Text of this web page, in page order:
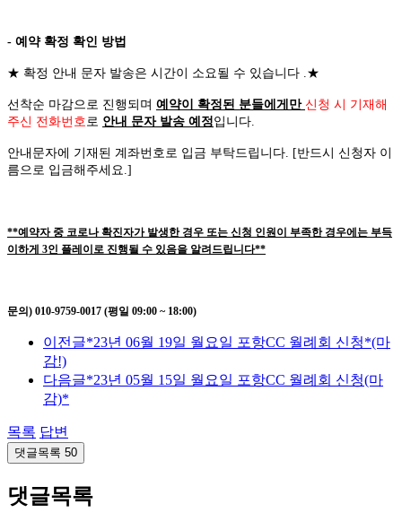
- 예약 확정 확인 방법
★ 확정 안내 문자 발송은 시간이 소요될 수 있습니다 .★
선착순 마감으로 진행되며 예약이 확정된 분들에게만 신청 시 기재해
주신 전화번호로 안내 문자 발송 예정입니다.
안내문자에 기재된 계좌번호로 입금 부탁드립니다. [반드시 신청자 이
름으로 입금해주세요.]
**예약자 중 코로나 확진자가 발생한 경우 또는 신청 인원이 부족한 경우에는 부득
이하게 3인 플레이로 진행될 수 있음을 알려드립니다**
문의) 010-9759-0017 (평일 09:00 ~ 18:00)
이전글*23년 06월 19일 월요일 포항CC 월례회 신청*(마
감!)
다음글*23년 05월 15일 월요일 포항CC 월례회 신청(마
감)*
목록 답변
댓글목록 50
댓글목록